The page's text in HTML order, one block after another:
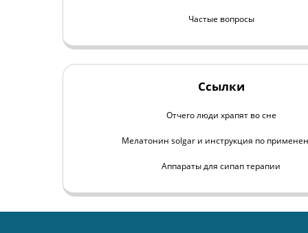
Частые вопросы
Ссылки
Отчего люди храпят во сне
Мелатонин solgar и инструкция по
Аппараты для сипап терапии